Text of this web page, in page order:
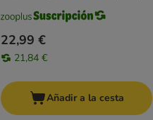
22,99 €
21,84 €
Añadir a la cesta